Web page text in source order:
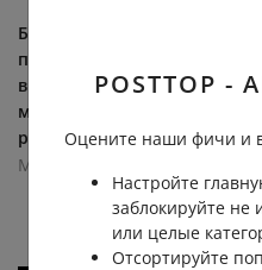
Банки будут блокировать
переводы, если найдут
вирус на телефоне. С 1
марта российские банки
расширят список причин...
Москва 24
1.1К 0.0К 2 0
POSTTOP -
Оцените наши фичи и
Настройте
заблокируйте не
или целые
Отсортируйте